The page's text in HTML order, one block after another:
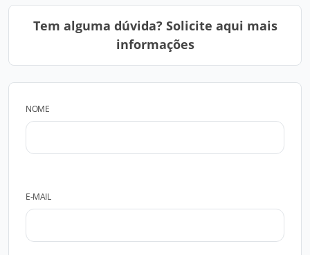
Tem alguma dúvida? Solicite aqui mais
informações
NOME
E-MAIL